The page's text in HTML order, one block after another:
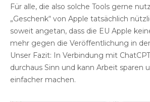
Für alle, die also solche Tools gerne
„Geschenk“ von Apple tatsächlich
soweit angetan, dass die EU Apple
mehr gegen die Veröffentlichung in
Unser Fazit: In Verbindung mit
durchaus Sinn und kann Arbeit sparen
einfacher machen.